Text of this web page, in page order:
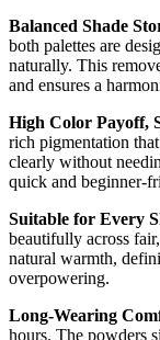
Balanced Shade
both palettes are
naturally. This
and ensures a
High Color Payoff,
rich pigmentation
clearly without
quick and beginner-
Suitable for Every
beautifully across
natural warmth,
overpowering.
Long-Wearing
hours. The powders